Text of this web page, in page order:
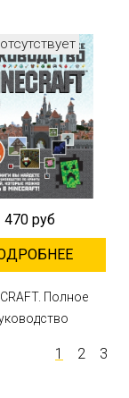
470 руб
Полное
1 2 3